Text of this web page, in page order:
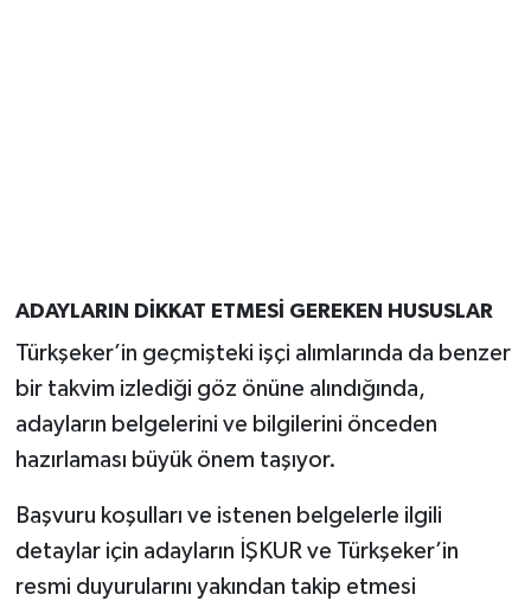
ADAYLARIN DİKKAT ETMESİ GEREKEN HUSUSLAR
Türkşeker’in geçmişteki işçi alımlarında da benzer
bir takvim izlediği göz önüne alındığında,
adayların belgelerini ve bilgilerini önceden
hazırlaması büyük önem taşıyor.
Başvuru koşulları ve istenen belgelerle ilgili
detaylar için adayların İŞKUR ve Türkşeker’in
resmi duyurularını yakından takip etmesi